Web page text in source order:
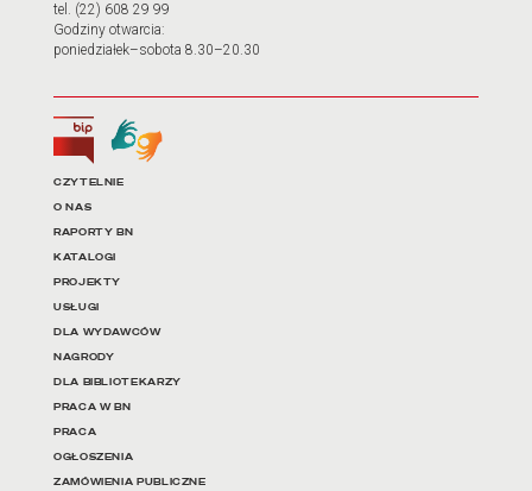
tel. (22) 608 29 99
Godziny otwarcia:
poniedziałek–sobota 8.30–20.30
Biuletyn Informacji Publicznej
Tłumacz języka migowego
Linki do najważniejszych
CZYTELNIE
O NAS
RAPORTY BN
KATALOGI
PROJEKTY
USŁUGI
DLA WYDAWCÓW
NAGRODY
DLA BIBLIOTEKARZY
PRACA W BN
PRACA
OGŁOSZENIA
ZAMÓWIENIA PUBLICZNE